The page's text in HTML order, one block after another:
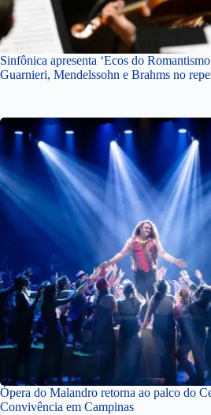
Sinfônica apresenta ‘Ecos do
Guarnieri, Mendelssohn e Brahms no
Ópera do Malandro retorna ao palco do
Convivência em Campinas